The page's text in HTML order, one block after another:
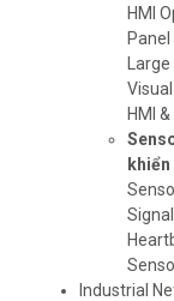
HMI
HMI
Industrial